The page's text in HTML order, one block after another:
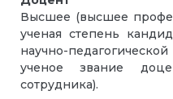
Высшее (высшее
ученая степень
научно-
ученое звание
сотрудника).